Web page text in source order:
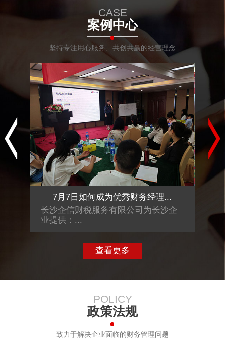
CASE
案例中心
坚持专注用心服务、共创共赢的经营理念
7月7日如何成为优秀财务经理...
长沙企信财税服务有限公司为长沙企
业提供：...
查看更多
POLICY
政策法规
致力于解决企业面临的财务管理问题